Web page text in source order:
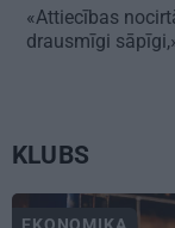
«Attiecības
drausmīgi
KLUBS